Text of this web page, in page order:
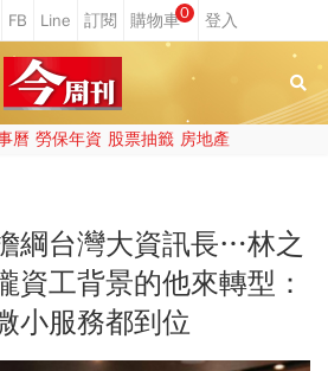
0
曆 勞保年資 股票抽籤 房地產
綱台灣大資訊長…林之
資工背景的他來轉型：
小服務都到位